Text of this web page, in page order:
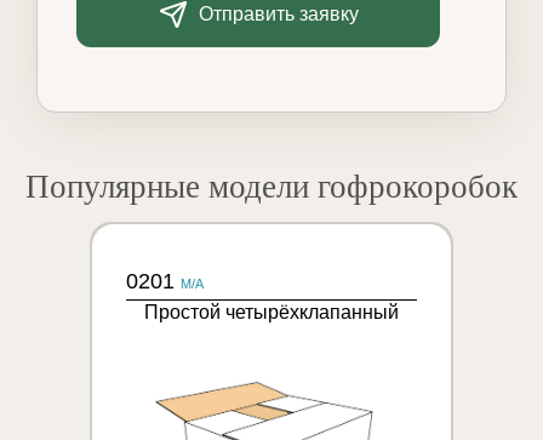
Отправить заявку
Популярные модели гофрокоробок
0201 M/A
Простой четырёхклапанный